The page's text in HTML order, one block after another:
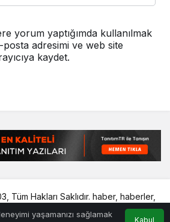
yorum yaptığımda kullanılmak
posta adresimi ve web site
kaydet.
yaşamanızı sağlamak
Kabul
Tüm Hakları Saklıdır. haber, haberler,
sağlıklı,